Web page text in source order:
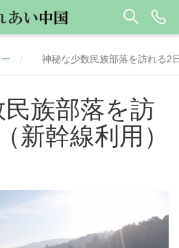
/ 神秘な少数民族部落を訪れる2
族部落を訪
新幹線利用）